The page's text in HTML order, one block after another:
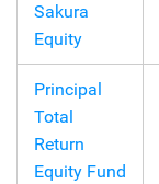
Sakura
Equity
Principal
Total
Return
Equity Fund